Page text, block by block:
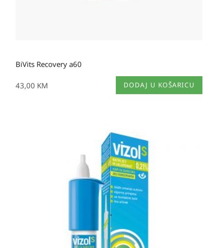
BiVits Recovery a60
43,00 KM DODAJ U KOŠARICU